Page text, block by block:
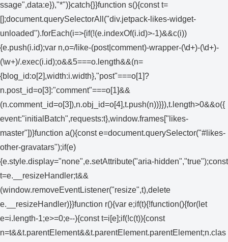
ssage",data:e}),"*")}catch{}}function s(){const t=
[];document.querySelectorAll("div.jetpack-likes-widget-
unloaded").forEach(i=>{if(!(e.indexOf(i.id)>-1)&&c(i))
{e.push(i.id);var n,o=/like-(post|comment)-wrapper-(\d+)-(\d+)-
(\w+)/.exec(i.id);o&&5===o.length&&(n=
{blog_id:o[2],width:i.width},"post"===o[1]?
n.post_id=o[3]:"comment"===o[1]&&
(n.comment_id=o[3]),n.obj_id=o[4],t.push(n))}}),t.length>0&&o({
event:"initialBatch",requests:t},window.frames["likes-
master"])}function a(){const e=document.querySelector("#likes-
other-gravatars");if(e)
{e.style.display="none",e.setAttribute("aria-hidden","true");const
t=e.__resizeHandler;t&&
(window.removeEventListener("resize",t),delete
e.__resizeHandler)}}function r(){var e;if(t){!function(){for(let
e=i.length-1;e>=0;e--){const t=i[e];if(!c(t)){const
n=t&&t.parentElement&&t.parentElement.parentElement;n.clas